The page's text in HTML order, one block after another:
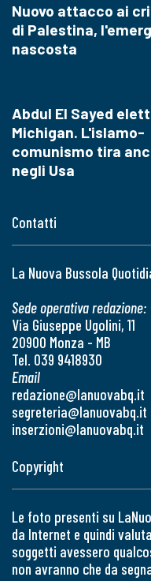
Contatti
La Nuova Bussola
Sede operativa redazione:
Via Giuseppe Ugolini, 11
20900 Monza - MB
Tel. 039 9418930
Email
redazione@lanuovabq.it
segreteria@lanuovabq.it
inserzioni@lanuovabq.it
Nuovo attacco ai
di Palestina,
nascosta
Abdul El Sayed
Michigan. L'islamo-
comunismo tira
negli Usa
Copyright
Le foto presenti su
da Internet e quindi
soggetti avessero
non avranno che da